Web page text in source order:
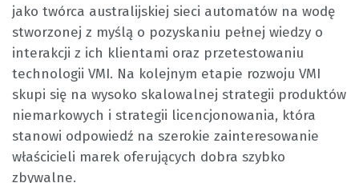
jako twórca australijskiej sieci automatów na wodę
stworzonej z myślą o pozyskaniu pełnej wiedzy o
interakcji z ich klientami oraz przetestowaniu
technologii VMI. Na kolejnym etapie rozwoju VMI
skupi się na wysoko skalowalnej strategii produktów
niemarkowych i strategii licencjonowania, która
stanowi odpowiedź na szerokie zainteresowanie
właścicieli marek oferujących dobra szybko
zbywalne.